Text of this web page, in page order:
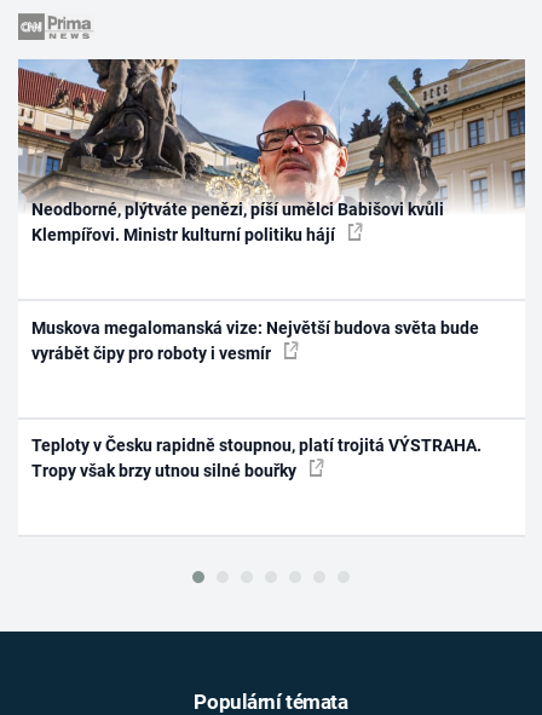
Neodborné, plýtváte penězi, píší umělci Babišovi kvůli
Klempířovi. Ministr kulturní politiku hájí
Muskova megalomanská vize: Největší budova světa bude
vyrábět čipy pro roboty i vesmír
Teploty v Česku rapidně stoupnou, platí trojitá VÝSTRAHA.
Tropy však brzy utnou silné bouřky
Populární témata